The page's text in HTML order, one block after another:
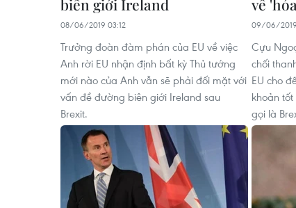
biên giới Ireland
08/06/2019 03:12
Trưởng đoàn đàm phán của EU về việc
Anh rời EU nhận định bất kỳ Thủ tướng
mới nào của Anh vẫn sẽ phải đối mặt với
vấn đề đường biên giới Ireland sau
Brexit.
về
09/06/
Cựu
chối
EU cho
khoản
gọi là